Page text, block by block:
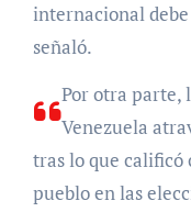
internacional
señaló.
Por otra parte,
Venezuela
tras lo que calificó
pueblo en las